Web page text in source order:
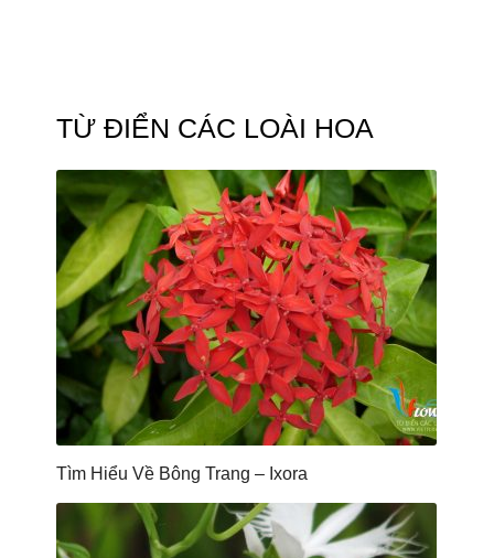
TỪ ĐIỂN CÁC LOÀI HOA
Tìm Hiểu Về Bông Trang – Ixora